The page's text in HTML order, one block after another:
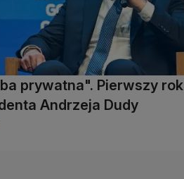
prywatna". Pierwszy rok
Andrzeja Dudy